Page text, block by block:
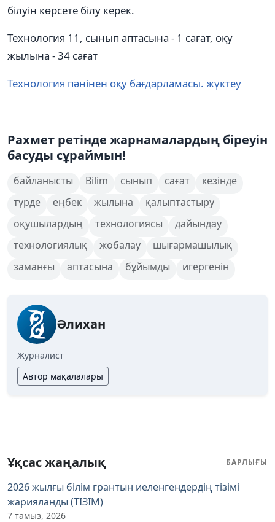
білуін көрсете білу керек.
Технология 11, сынып аптасына - 1 сағат, оқу
жылына - 34 сағат
Технология пәнінен оқу бағдарламасы. жүктеу
Рахмет ретінде жарнамалардың біреуін
басуды сұраймын!
байланысты Bilim сынып сағат
кезінде
түрде
еңбек жылына
қалыптастыру
оқушылардың
технологиясы
дайындау
технологиялық
жобалау
шығармашылық
заманғы
аптасына бұйымды игергенін
Әлихан
Журналист
Автор мақалалары
Ұқсас жаңалық БАРЛЫҒЫ
2026 жылғы білім грантын иеленгендердің тізімі
жарияланды (ТІЗІМ)
7 тамыз, 2026